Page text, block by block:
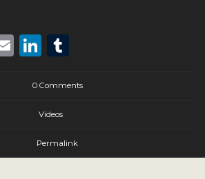
EmailLinkedIn
0 Comments
Vídeos
Permalink